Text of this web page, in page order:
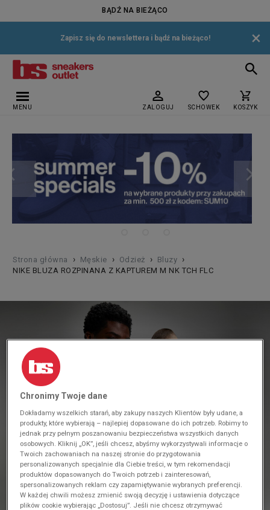
BĄDŹ NA BIEŻĄCO
Zapisz się do newslettera i bądź na bieżąco! ×
MENU ZALOGUJ SCHOWEK KOSZYK
Strona główna › Męskie › Odzież › Bluzy ›
NIKE BLUZA ROZPINANA Z KAPTUREM M NK TCH FLC
Chronimy Twoje dane
Dokładamy wszelkich starań, aby zakupy naszych Klientów były udane, a
produkty, które wybierają – najlepiej dopasowane do ich potrzeb. Robimy to
jednak przy pełnym poszanowaniu bezpieczeństwa wszystkich danych
osobowych. Kliknij „OK”, jeśli chcesz, abyśmy wykorzystywali informacje o
Twoich zachowaniach na naszej stronie do przygotowania
personalizowanych specjalnie dla Ciebie treści, w tym rekomendacji
produktów dopasowanych do Twoich potrzeb i zainteresowań,
spersonalizowanych reklam czy zapamiętywanie wybranych preferencji.
W każdej chwili możesz zmienić swoją decyzję i ustawienia dotyczące
plików cookie wybierając „Dostosuj”. Jeśli nie chcesz otrzymywać